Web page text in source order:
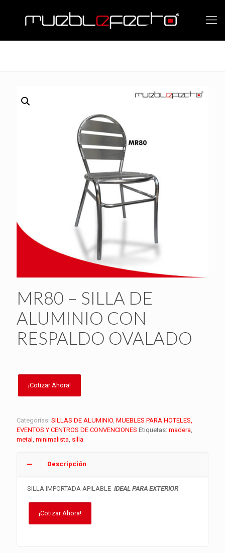
MR80 – SILLA DE
ALUMINIO CON
RESPALDO OVALADO
Categorías: SILLAS DE ALUMINIO, MUEBLES PARA HOTELES,
EVENTOS Y CENTROS DE CONVENCIONES Etiquetas: madera,
metal , minimalista, silla
Descripción
SILLA IMPORTADA APILABLE IDEAL PARA EXTERIOR
¡Cotizar Ahora!